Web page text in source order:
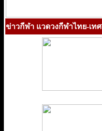
ข่าวกีฬา แวดวงกีฬาไทย-เทศ